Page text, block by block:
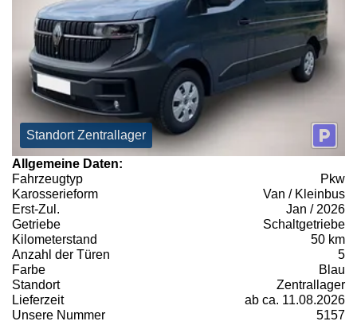
Standort Zentrallager
Allgemeine Daten:
Fahrzeugtyp
Pkw
Karosserieform
Van / Kleinbus
Erst-Zul.
Jan / 2026
Getriebe
Schaltgetriebe
Kilometerstand
50 km
Anzahl der Türen
5
Farbe
Blau
Standort
Zentrallager
Lieferzeit
ab ca. 11.08.2026
Unsere Nummer
5157